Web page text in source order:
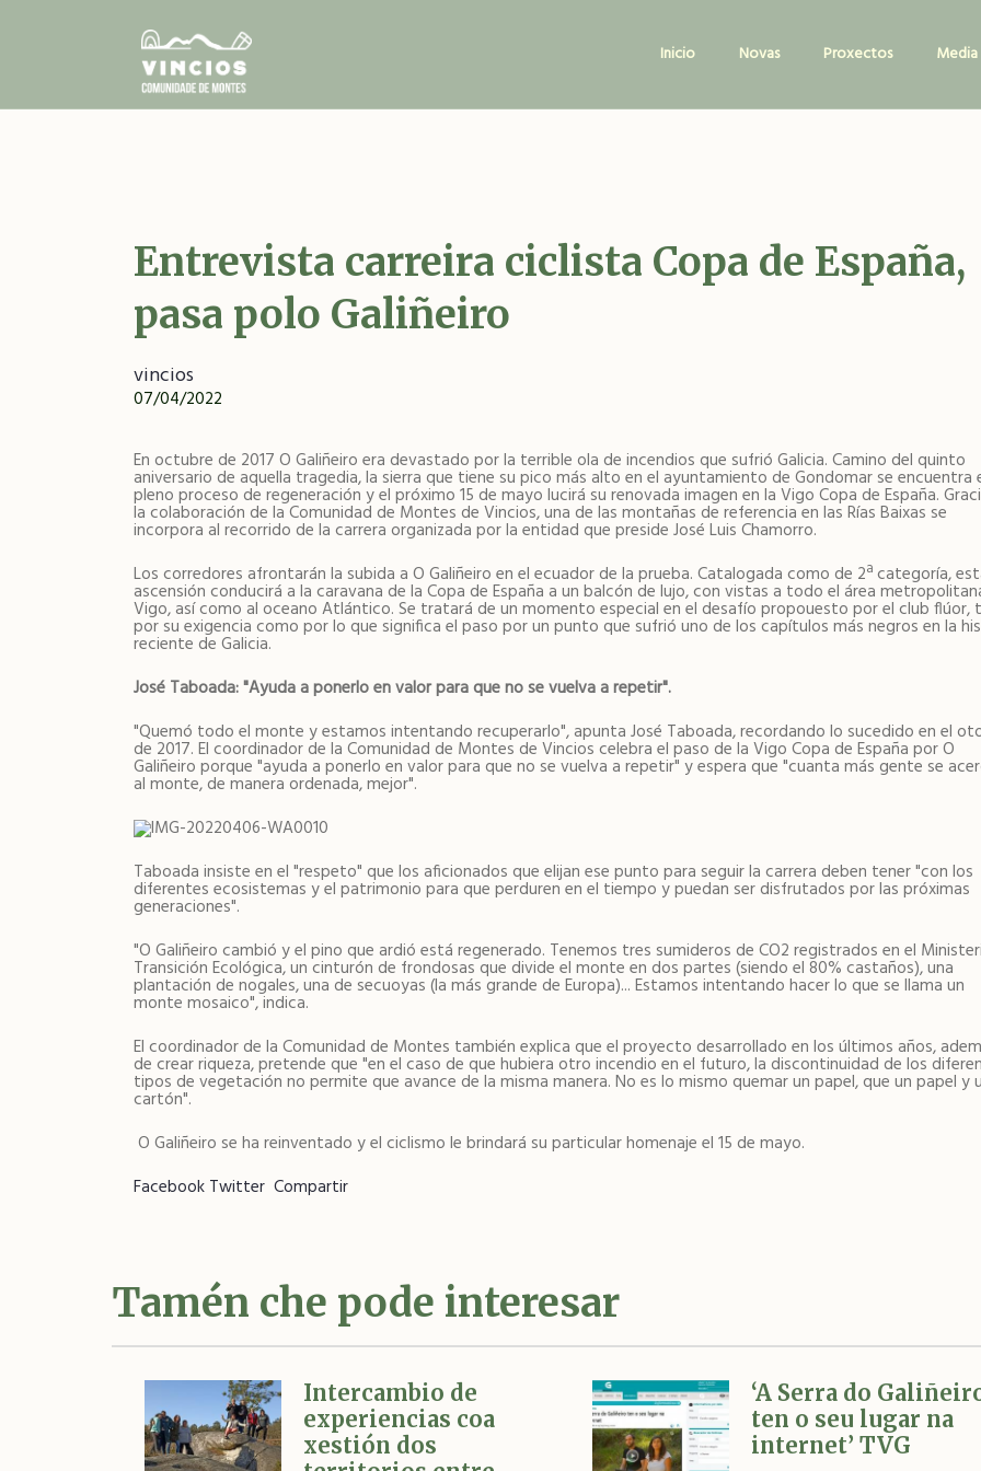
navigation
Inicio Novas Proxectos Media
Entrevista carreira ciclista Copa de España,
pasa polo Galiñeiro
vincios
07/04/2022
En octubre de 2017 O Galiñeiro era devastado por la terrible ola de incendios que sufrió Galicia. Camino del quinto
aniversario de aquella tragedia, la sierra que tiene su pico más alto en el ayuntamiento de Gondomar se encuentra
pleno proceso de regeneración y el próximo 15 de mayo lucirá su renovada imagen en la Vigo Copa de España.
la colaboración de la Comunidad de Montes de Vincios, una de las montañas de referencia en las Rías Baixas se
incorpora al recorrido de la carrera organizada por la entidad que preside José Luis Chamorro.
Los corredores afrontarán la subida a O Galiñeiro en el ecuador de la prueba. Catalogada como de 2ª categoría,
ascensión conducirá a la caravana de la Copa de España a un balcón de lujo, con vistas a todo el área
Vigo, así como al oceano Atlántico. Se tratará de un momento especial en el desafío propouesto por el club flúor,
por su exigencia como por lo que significa el paso por un punto que sufrió uno de los capítulos más negros en la
reciente de Galicia.
José Taboada: "Ayuda a ponerlo en valor para que no se vuelva a repetir".
"Quemó todo el monte y estamos intentando recuperarlo", apunta José Taboada, recordando lo sucedido en el
de 2017. El coordinador de la Comunidad de Montes de Vincios celebra el paso de la Vigo Copa de España por O
Galiñeiro porque "ayuda a ponerlo en valor para que no se vuelva a repetir" y espera que "cuanta más gente se
al monte, de manera ordenada, mejor".
Taboada insiste en el "respeto" que los aficionados que elijan ese punto para seguir la carrera deben tener "con los
diferentes ecosistemas y el patrimonio para que perduren en el tiempo y puedan ser disfrutados por las próximas
generaciones".
"O Galiñeiro cambió y el pino que ardió está regenerado. Tenemos tres sumideros de CO2 registrados en el
Transición Ecológica, un cinturón de frondosas que divide el monte en dos partes (siendo el 80% castaños), una
plantación de nogales, una de secuoyas (la más grande de Europa)... Estamos intentando hacer lo que se llama un
monte mosaico", indica.
El coordinador de la Comunidad de Montes también explica que el proyecto desarrollado en los últimos años,
de crear riqueza, pretende que "en el caso de que hubiera otro incendio en el futuro, la discontinuidad de los
tipos de vegetación no permite que avance de la misma manera. No es lo mismo quemar un papel, que un papel y
cartón".
O Galiñeiro se ha reinventado y el ciclismo le brindará su particular homenaje el 15 de mayo.
Facebook Twitter Compartir
Tamén che pode interesar
Intercambio de
experiencias coa
xestión dos
‘A Serra do
ten o seu lugar na
internet’ TVG